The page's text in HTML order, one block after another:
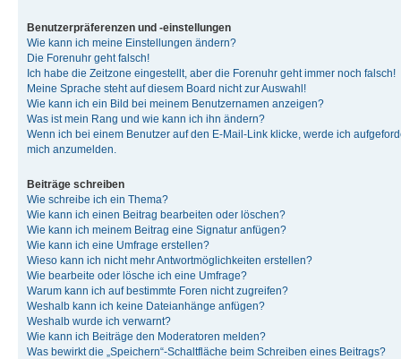
Benutzerpräferenzen und -einstellungen
Wie kann ich meine Einstellungen ändern?
Die Forenuhr geht falsch!
Ich habe die Zeitzone eingestellt, aber die Forenuhr geht immer noch falsch!
Meine Sprache steht auf diesem Board nicht zur Auswahl!
Wie kann ich ein Bild bei meinem Benutzernamen anzeigen?
Was ist mein Rang und wie kann ich ihn ändern?
Wenn ich bei einem Benutzer auf den E-Mail-Link klicke, werde ich
mich anzumelden.
Beiträge schreiben
Wie schreibe ich ein Thema?
Wie kann ich einen Beitrag bearbeiten oder löschen?
Wie kann ich meinem Beitrag eine Signatur anfügen?
Wie kann ich eine Umfrage erstellen?
Wieso kann ich nicht mehr Antwortmöglichkeiten erstellen?
Wie bearbeite oder lösche ich eine Umfrage?
Warum kann ich auf bestimmte Foren nicht zugreifen?
Weshalb kann ich keine Dateianhänge anfügen?
Weshalb wurde ich verwarnt?
Wie kann ich Beiträge den Moderatoren melden?
Was bewirkt die „Speichern“-Schaltfläche beim Schreiben eines Beitrags?